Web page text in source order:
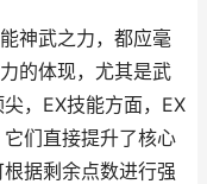
神武之力，都应毫
的体现，尤其是武
，EX技能方面，EX
们直接提升了核心
据剩余点数进行强